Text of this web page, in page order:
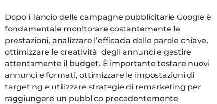
Dopo il lancio delle campagne pubblicitarie Google è
fondamentale monitorare costantemente le
prestazioni, analizzare l’efficacia delle parole chiave,
ottimizzare le creatività degli annunci e gestire
attentamente il budget. È importante testare nuovi
annunci e formati, ottimizzare le impostazioni di
targeting e utilizzare strategie di remarketing per
raggiungere un pubblico precedentemente